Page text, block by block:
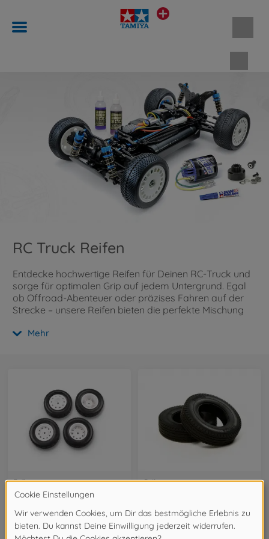
RC Truck Reifen
Entdecke hochwertige Reifen für Deinen RC-Truck und
sorge für optimalen Grip auf jedem Untergrund. Egal
ob Offroad-Abenteuer oder präzises Fahren auf der
Strecke – unsere Reifen bieten die perfekte Mischung
Mehr
Reifen
31,99 €
Reifen
12,19 €